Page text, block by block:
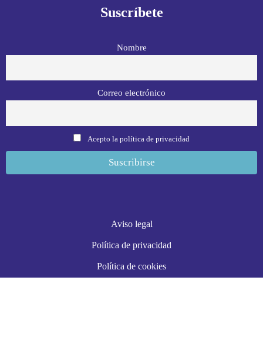
Suscríbete
Nombre
Correo electrónico
Acepto la política de privacidad
Aviso legal
Política de privacidad
Política de cookies